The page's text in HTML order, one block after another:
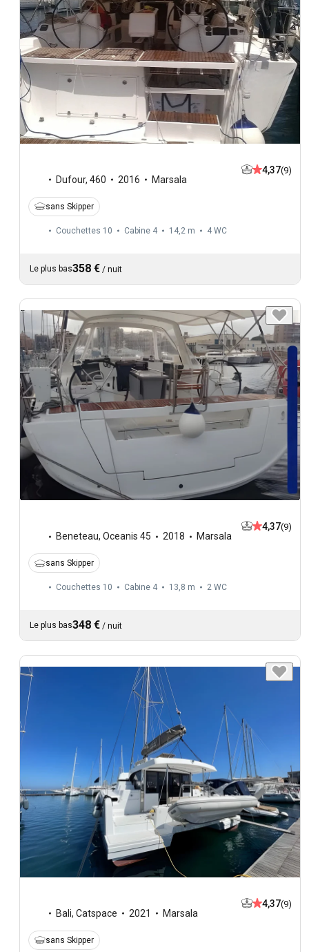
Dufour, 460 2016 Marsala
4,37(9)
sans Skipper
Couchettes 10 Cabine 4 14,2 m 4 WC
Le plus bas358 € / nuit
Beneteau, Oceanis 45 2018 Marsala
4,37(9)
sans Skipper
Couchettes 10 Cabine 4 13,8 m 2 WC
Le plus bas348 € / nuit
Bali, Catspace 2021 Marsala
4,37(9)
sans Skipper